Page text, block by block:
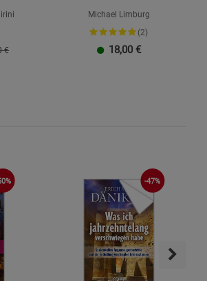
€
Michael Limburg
(2)
18,00 €
-47%